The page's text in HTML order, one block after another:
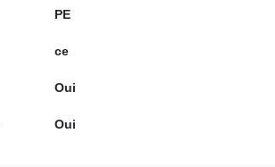
PE
ce
Oui
Oui